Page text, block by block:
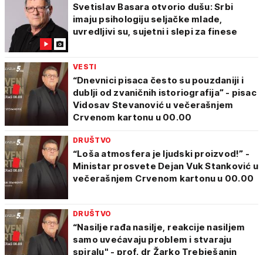
Svetislav Basara otvorio dušu: Srbi
imaju psihologiju seljačke mlade,
uvredljivi su, sujetni i slepi za finese
VESTI
“Dnevnici pisaca često su pouzdaniji i
dublji od zvaničnih istoriografija” - pisac
Vidosav Stevanović u večerašnjem
Crvenom kartonu u 00.00
DRUŠTVO
“Loša atmosfera je ljudski proizvod!” -
Ministar prosvete Dejan Vuk Stanković u
večerašnjem Crvenom kartonu u 00.00
DRUŠTVO
“Nasilje rađa nasilje, reakcije nasiljem
samo uvećavaju problem i stvaraju
spiralu" - prof. dr Žarko Trebješanin